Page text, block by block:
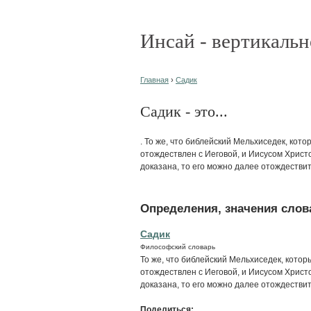
Инсай -
Главная › Садик
Садик - это...
. То же, что библейский Мельхиседек,
отождествлен с Иеговой, и Иисусом
доказана, то его можно далее
Определения, значения
Садик
Философский словарь
То же, что библейский Мельхиседек,
отождествлен с Иеговой, и Иисусом
доказана, то его можно далее